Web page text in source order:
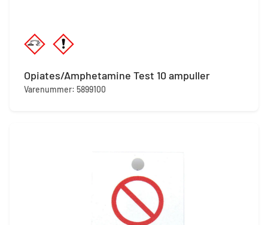
Opiates/Amphetamine Test 10 ampuller
Varenummer: 5899100